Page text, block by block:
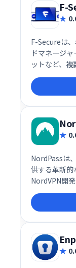
F-
F-Secureは
ドマネージ
ットなど、複
暗号化と生
み込みのパス
弱性を指摘
のパスワード
サポートしま
NordPassは
供する革新的
NordVPN開
クチャ、サ
証など、堅牢
らゆるデバ
パスワードを
便利なデジ